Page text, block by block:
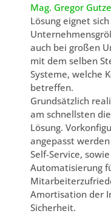
Mag. Gregor
Lösung eignet
auch bei großen
mit dem selben
Systeme, welche
betreffen.
Grundsätzlich
am schnellsten
Lösung.
angepasst
Self-Service,
Automatisierung
Amortisation der
Sicherheit.